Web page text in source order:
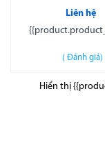
Liên hệ
( Đánh giá)
Hiển thị